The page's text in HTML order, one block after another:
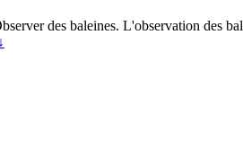
des baleines. L'observation des